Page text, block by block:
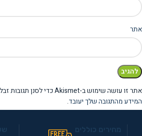
אתר
אתר זו עושה שימוש ב-Akismet כדי לסנן תגובות זבל.
המידע מהתגובה שלך יעובד.